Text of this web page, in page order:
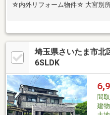
☆内外リフォーム物件☆ 大宮別
埼玉県さいたま市北
6SLDK
間
建